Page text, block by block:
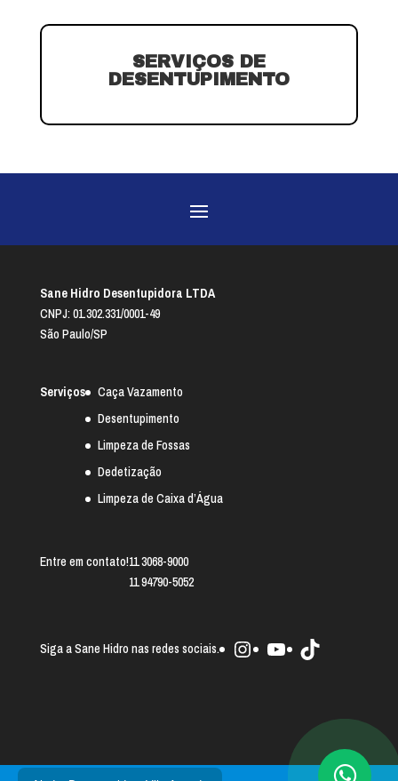
SERVIÇOS DE
DESENTUPIMENTO
Sane Hidro Desentupidora LTDA
CNPJ: 01.302.331/0001-49
São Paulo/SP
Serviços
Caça Vazamento
Desentupimento
Limpeza de Fossas
Dedetização
Limpeza de Caixa d’Água
Entre em contato!11 3068-9000
11 94790-5052
Siga a Sane Hidro nas redes sociais. Instagram
YoutubeTikTok